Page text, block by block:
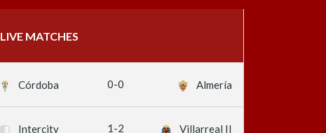
LIVE MATCHES
Córdoba 0-0 Almería
Intercity 1-2 Villarreal II